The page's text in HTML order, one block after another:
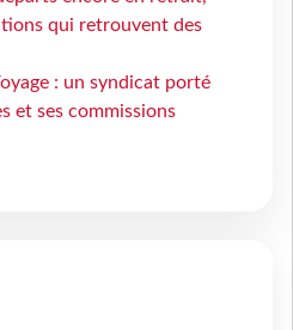
qui retrouvent des
: un syndicat porté
et ses commissions